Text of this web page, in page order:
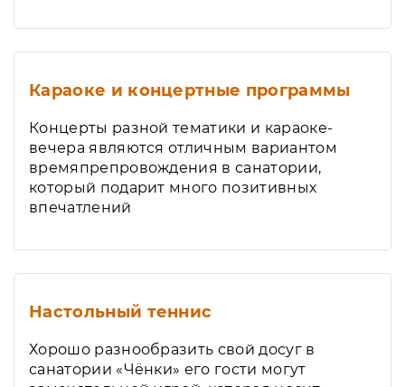
Караоке и концертные программы
Концерты разной тематики и караоке-
вечера являются отличным вариантом
времяпрепровождения в санатории,
который подарит много позитивных
впечатлений
Настольный теннис
Хорошо разнообразить свой досуг в
санатории «Чёнки» его гости могут